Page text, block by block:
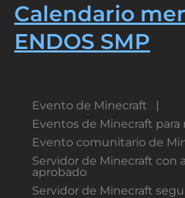
Calendario
ENDOS SMP
Evento de Minecraft
Eventos de Minecraft para
Evento comunitario de
Servidor de Minecraft con
aprobado
Servidor de Minecraft